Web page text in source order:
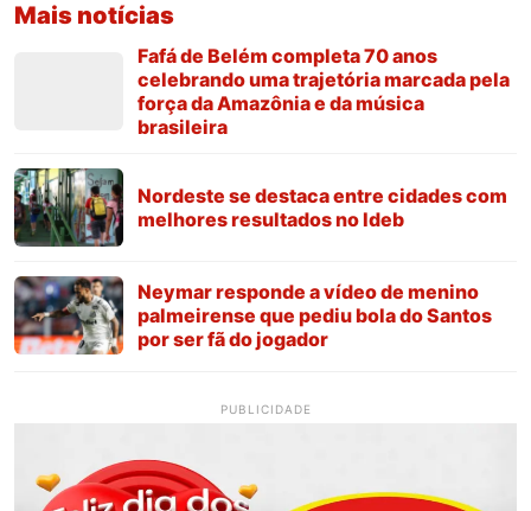
Mais notícias
Fafá de Belém completa 70 anos
celebrando uma trajetória marcada pela
força da Amazônia e da música
brasileira
Nordeste se destaca entre cidades com
melhores resultados no Ideb
Neymar responde a vídeo de menino
palmeirense que pediu bola do Santos
por ser fã do jogador
PUBLICIDADE